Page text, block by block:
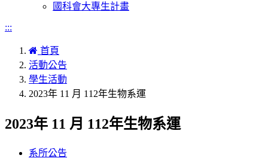
國科會大專生計畫
:::
首頁
活動公告
學生活動
2023年 11 月 112年生物系運
2023年 11 月 112年生物系運
系所公告